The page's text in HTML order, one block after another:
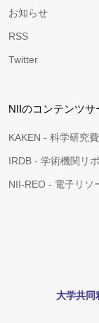
お知らせ
RSS
Twitter
NIIのコンテンツサ
KAKEN - 科学研究
IRDB - 学術機関リ
NII-REO - 電子リソ
大学共同